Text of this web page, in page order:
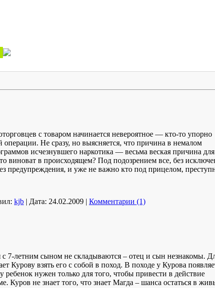
с товаром начинается невероятное — кто-то упорно
Не сразу, но выясняется, что причина в немалом
исчезнувшего наркотика — весьма веская причина для
виноват в происходящем? Под подозрением все, без
предупреждения, и уже не важно кто под прицелом,
kjb | Дата: 24.02.2009 | Комментарии (1)
7-летним сыном не складываются – отец и сын незнакомы.
Курову взять его с собой в поход. В походе у Курова
нужен только для того, чтобы привести в действие
Куров не знает того, что знает Магда – шанса остаться в